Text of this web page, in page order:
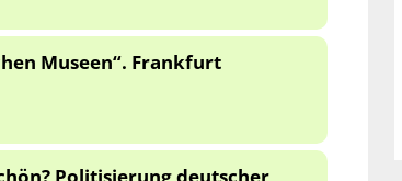
Museen“. Frankfurt